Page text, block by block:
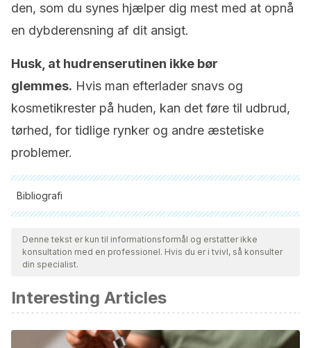
den, som du synes hjælper dig mest med at opnå
en dybderensning af dit ansigt.
Husk, at hudrenserutinen ikke bør
glemmes. Hvis man efterlader snavs og
kosmetikrester på huden, kan det føre til udbrud,
tørhed, for tidlige rynker og andre æstetiske
problemer.
Bibliografi
Alle citerede kilder blev grundigt gennemgået af vores team
for at sikre deres kvalitet, pålidelighed, aktualitet og validitet.
Bibliografien i denne artikel blev betragtet som pålidelig og af
Azcona, L. (2003) Higiene facial, estética y salud. Farmacia
profesional. Vol. 17, Núm. 2, páginas 66-69.
Face washing 101.(s/f). American Academy of
Denne tekst er kun til informationsformål og erstatter ikke
konsultation med en professionel. Hvis du er i tvivl, så konsulter
din specialist.
Interesting Articles